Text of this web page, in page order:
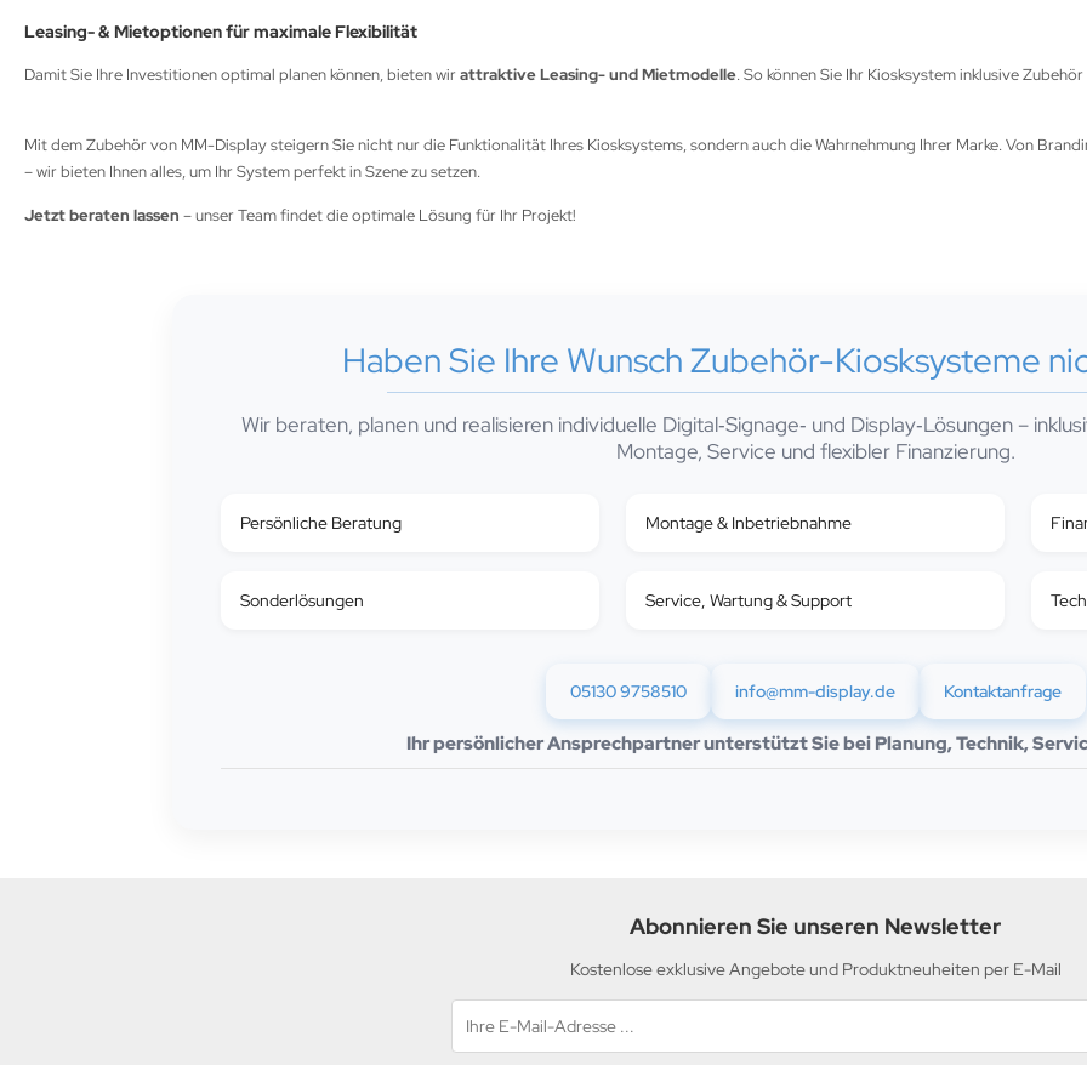
Leasing- & Mietoptionen für maximale Flexibilität
Damit Sie Ihre Investitionen optimal planen können, bieten wir attraktive Leasing- und Mietmodelle. So können Sie Ihr Kiosksystem inklusive
Mit dem Zubehör von MM-Display steigern Sie nicht nur die Funktionalität Ihres Kiosksystems, sondern auch die Wahrnehmung Ihrer Marke. Von
– wir bieten Ihnen alles, um Ihr System perfekt in Szene zu setzen.
Jetzt beraten lassen – unser Team findet die optimale Lösung für Ihr Projekt!
Haben Sie Ihre Wunsch Zubehör-Kiosksysteme
Wir beraten, planen und realisieren individuelle Digital‑Signage‑ und Display‑Lösungen –
Montage, Service und flexibler Finanzierung.
Persönliche Beratung Montage & Inbetriebnahme
Sonderlösungen Service, Wartung & Support
05130 9758510 info@mm-display.de Kontaktanfrage
Ihr persönlicher Ansprechpartner unterstützt Sie bei Planung, Technik,
Abonnieren Sie unseren Newsletter
Kostenlose exklusive Angebote und Produktneuheiten per E-Mail